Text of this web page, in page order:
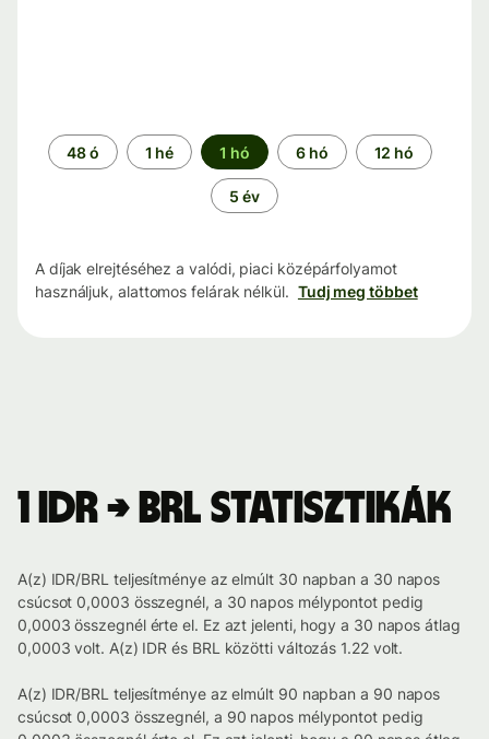
Időszak
48 ó 1 hé 1 hó 6 hó 12 hó
5 év
A díjak elrejtéséhez a valódi, piaci középárfolyamot
használjuk, alattomos felárak nélkül. Tudj meg többet
1 IDR → BRL statisztikák
A(z) IDR/BRL teljesítménye az elmúlt 30 napban a 30 napos
csúcsot 0,0003 összegnél, a 30 napos mélypontot pedig
0,0003 összegnél érte el. Ez azt jelenti, hogy a 30 napos átlag
0,0003 volt. A(z) IDR és BRL közötti változás 1.22 volt.
A(z) IDR/BRL teljesítménye az elmúlt 90 napban a 90 napos
csúcsot 0,0003 összegnél, a 90 napos mélypontot pedig